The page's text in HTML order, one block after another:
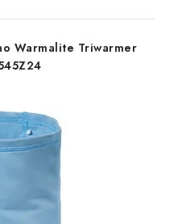
Warmalite Triwarmer